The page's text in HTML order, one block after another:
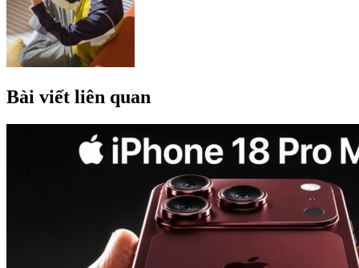
Bài viết liên quan